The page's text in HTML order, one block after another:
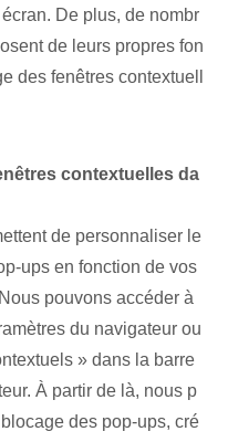
De plus, de nombr
de leurs propres fon
des fenêtres contextuell
contextuelles da
de personnaliser le
ups en fonction de vos
pouvons accéder à
du navigateur ou
» dans la barre
À partir de là, nous p
des pop-ups, cré